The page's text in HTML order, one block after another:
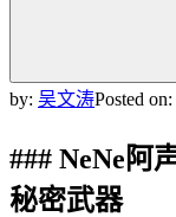
by: 吴文涛Posted on:
### NeNe阿
秘密武器